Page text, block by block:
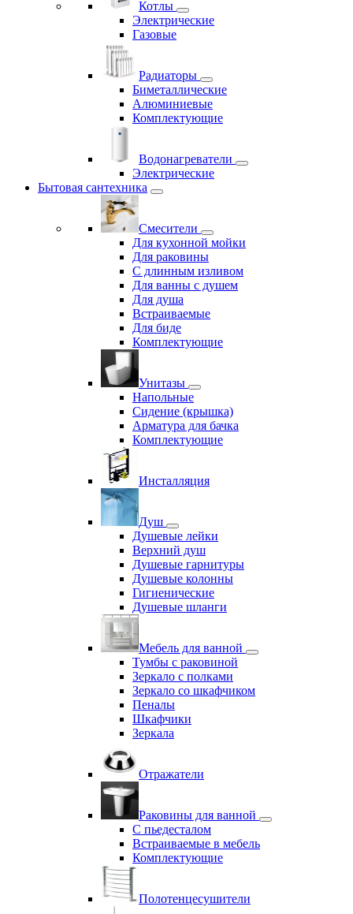
Котлы
Электрические
Газовые
Радиаторы
Биметаллические
Алюминиевые
Комплектующие
Водонагреватели
Электрические
Бытовая сантехника
Смесители
Для кухонной мойки
Для раковины
С длинным изливом
Для ванны с душем
Для душа
Встраиваемые
Для биде
Комплектующие
Унитазы
Напольные
Сидение (крышка)
Арматура для бачка
Комплектующие
Инсталляция
Душ
Душевые лейки
Верхний душ
Душевые гарнитуры
Душевые колонны
Гигиенические
Душевые шланги
Мебель для ванной
Тумбы с раковиной
Зеркало с полками
Зеркало со шкафчиком
Пеналы
Шкафчики
Зеркала
Отражатели
Раковины для ванной
С пьедесталом
Встраиваемые в мебель
Комплектующие
Полотенцесушители